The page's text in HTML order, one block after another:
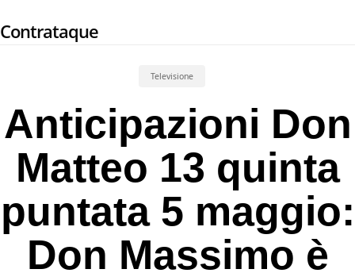
to
Contrataque
Televisione
Anticipazioni Don
Matteo 13 quinta
puntata 5 maggio:
Don Massimo è